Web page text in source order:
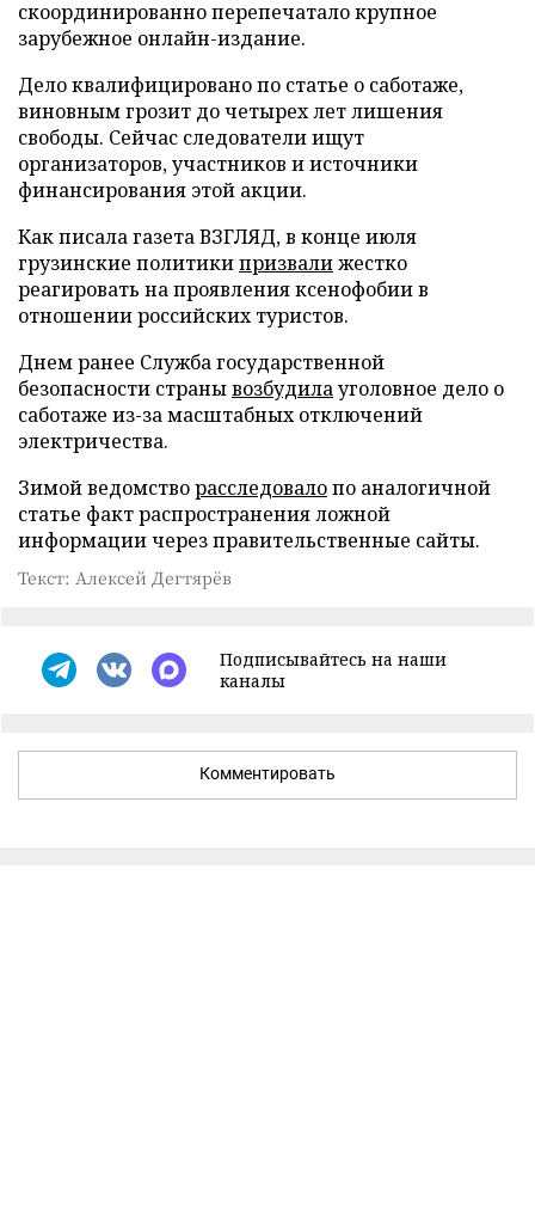
скоординированно перепечатало крупное
зарубежное онлайн-издание.
Дело квалифицировано по статье о саботаже,
виновным грозит до четырех лет лишения
свободы. Сейчас следователи ищут
организаторов, участников и источники
финансирования этой акции.
Как писала газета ВЗГЛЯД, в конце июля
грузинские политикипризвалижестко
реагировать на проявления ксенофобии в
отношении российских туристов.
Днем ранее Служба государственной
безопасности странывозбудилауголовное дело о
саботаже из-за масштабных отключений
электричества.
Зимой ведомстворасследовалопо аналогичной
статье факт распространения ложной
информации через правительственные сайты.
Текст: Алексей Дегтярёв
Подписывайтесь на наши
каналы
Комментировать